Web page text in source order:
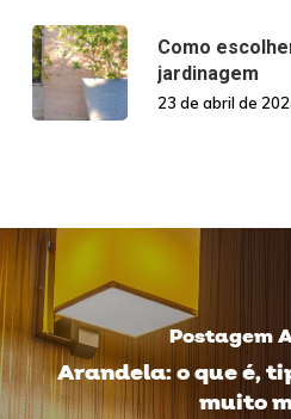
Como
jardinagem
23 de abril de
Postagem
Arandela: o que é,
muito